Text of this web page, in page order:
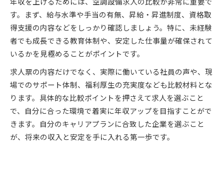
す。まず、給与水準や手当の有無、昇給・昇進制度、資格取
得支援の内容などをしっかり確認しましょう。特に、未経験
者でも成長できる教育体制や、安定した仕事量が確保されて
いるかを見極めることがポイントです。
求人票の内容だけでなく、実際に働いている社員の声や、現
場でのサポート体制、福利厚生の充実度なども比較材料とな
ります。具体的な比較ポイントを押さえて求人を選ぶこと
で、自分に合った環境で着実に年収アップを目指すことがで
きます。自分のキャリアプランに合致した企業を選ぶこと
が、将来の収入と安定を手に入れる第一歩です。